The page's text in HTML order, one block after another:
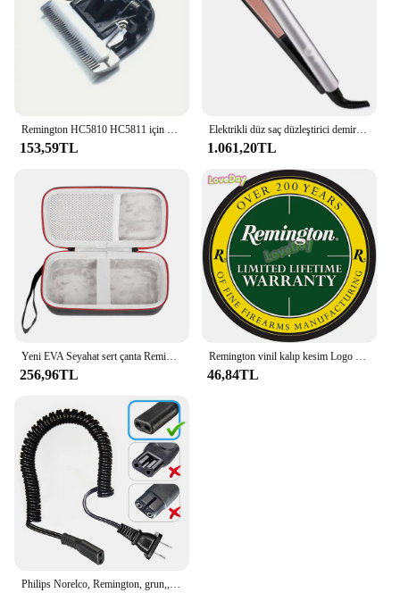
153,59TL
Elektrikli düz saç düzleştirici demir değnek seramik düzleştirici tarzı ipeksi sıcak pres düzleştirici Salon stil düz Crimple
1.061,20TL
Yeni EVA Seyahat sert çanta Remington F5-5800 Şarj Edilebilir Folyo Interceptor Tıraş Teknolojisi şarj cihazı ile
256,96TL
Remington vinil kalıp kesim Logo çıkartması abd bayrağı Oval yaratıcı tamir Sticker araba vücut dekorasyon kulübü çıkartması
46,84TL
Philips Norelco, Remington, grun,, Braun, Eltron Shaver şarj kablosu elektrikli traş makineleri Razors kablosu için % elektrik fişi uyumlu